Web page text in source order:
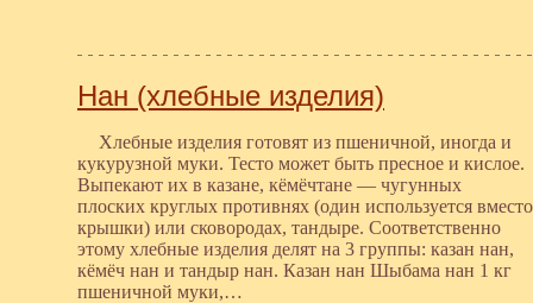
Нан (хлебные изделия)
Хлебные изделия готовят из пшеничной, иногда и
кукурузной муки. Тесто может быть пресное и кислое.
Выпекают их в казане, кёмёчтане — чугунных
плоских круглых противнях (один используется вместо
крышки) или сковородах, тандыре. Соответственно
этому хлебные изделия делят на 3 группы: казан нан,
кёмёч нан и тандыр нан. Казан нан Шыбама нан 1 кг
пшеничной муки,…